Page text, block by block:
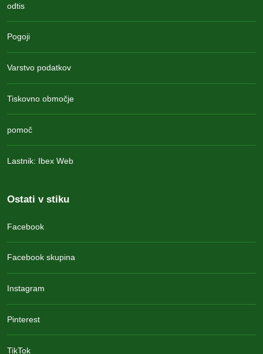
odtis
Pogoji
Varstvo podatkov
Tiskovno območje
pomoč
Lastnik: Ibex Web
Ostati v stiku
Facebook
Facebook skupina
Instagram
Pinterest
TikTok